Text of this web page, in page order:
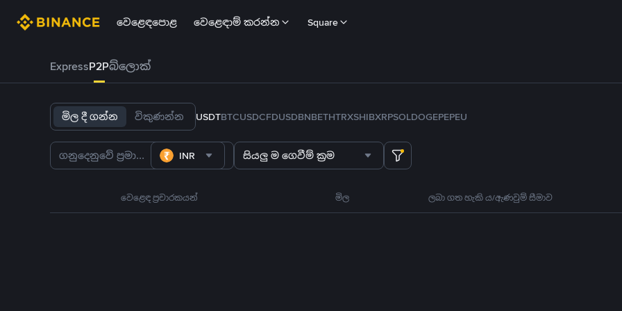
වෙළෙඳපොළ වෙළෙඳාම් කරන්න Square
ExpressP2Pබ්ලොක්
මිල දී ගන්න විකුණන්න USDTBTCUSDCFDUSDBNBETHTRXSHIBXRPSOLDOGEPEPEU
INR සියලු ම ගෙවීම් ක්‍රම
වෙළෙඳ ප්‍රචාරකයන් මිල ලබා ගත හැකි ය/ඇණවුම් සීමාව